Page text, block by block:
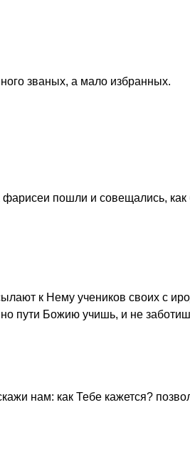
званых, а мало избранных.
фарисеи пошли и совещались, как
к Нему учеников своих с
пути Божию учишь, и не
нам: как Тебе кажется?